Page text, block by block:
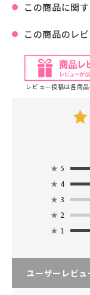
この商品に関
この商品のレ
レビュー投稿は各商
★ 5
★ 4
★ 3
★ 2
★ 1
ユーザーレビュ